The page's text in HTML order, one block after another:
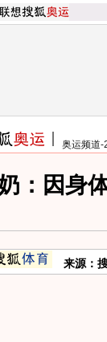
奥运频道-
：因身
来源：